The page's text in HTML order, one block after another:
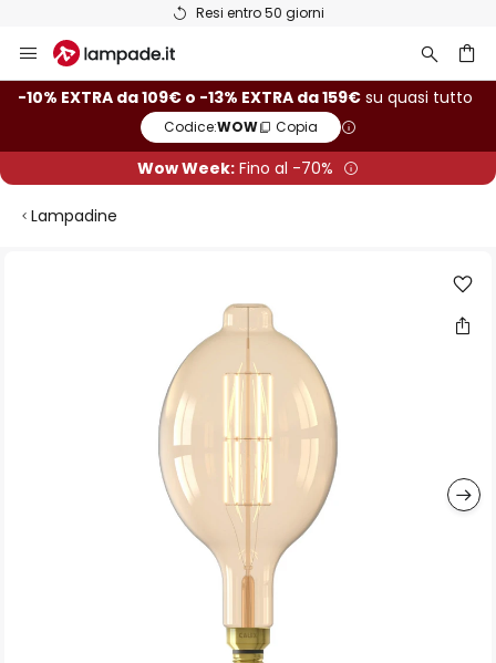
Resi entro 50 giorni
Salta
al
contenuto
-10% EXTRA da 109€ o -13% EXTRA da 159€ su quasi tutto
Codice:WOW Copia
Wow Week: Fino al -70%
Lampadine